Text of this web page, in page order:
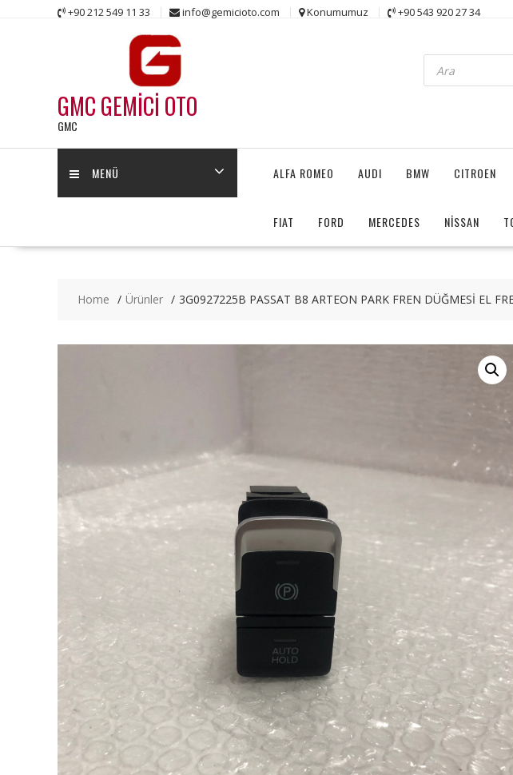
+90 212 549 11 33 info@gemicioto.com Konumumuz +90 543 920 27 34
GMC GEMİCİ OTO
GMC
Products
search
MENÜ ALFA ROMEO AUDI BMW CITROEN
FIAT FORD MERCEDES NİSSAN
Home Ürünler 3G0927225B PASSAT B8 ARTEON PARK FREN DÜĞMESİ EL